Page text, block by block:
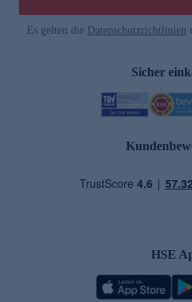
Es gelten die Datenschutzrichtlinien
Sicher
HSE